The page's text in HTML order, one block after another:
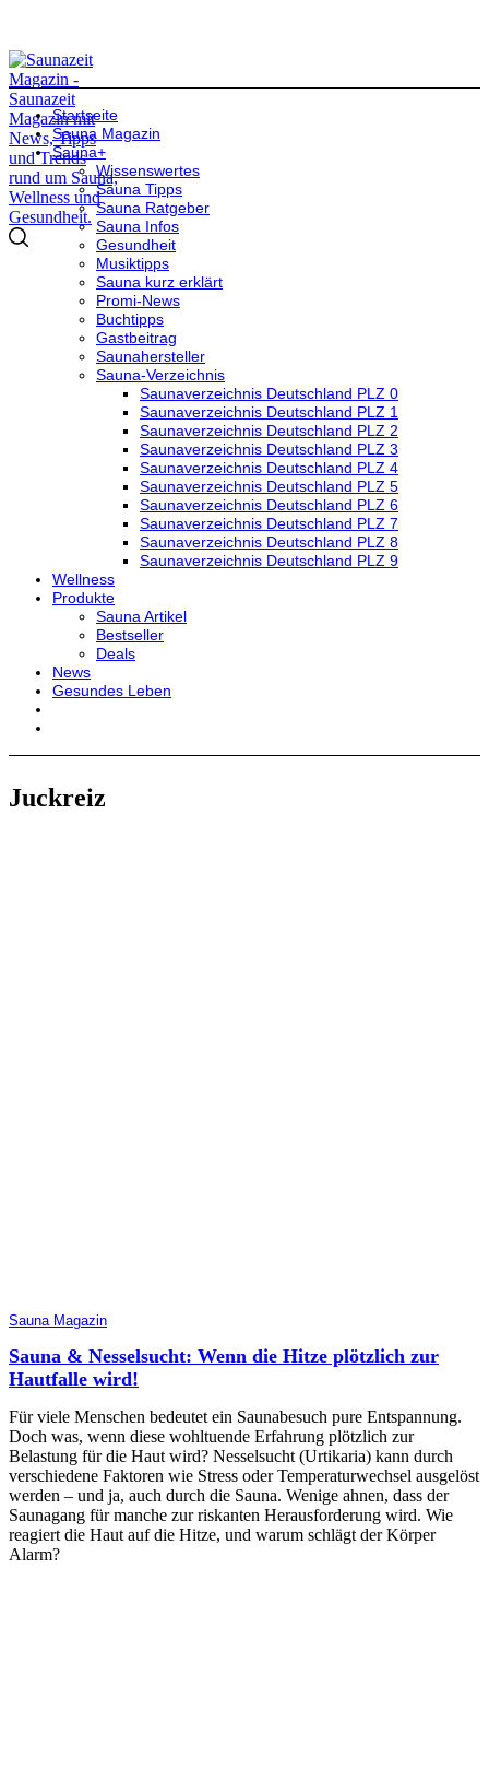
Startseite
Sauna Magazin
Sauna+
Wissenswertes
Sauna Tipps
Sauna Ratgeber
Sauna Infos
Gesundheit
Musiktipps
Sauna kurz erklärt
Promi-News
Buchtipps
Gastbeitrag
Saunahersteller
Sauna-Verzeichnis
Saunaverzeichnis Deutschland PLZ 0
Saunaverzeichnis Deutschland PLZ 1
Saunaverzeichnis Deutschland PLZ 2
Saunaverzeichnis Deutschland PLZ 3
Saunaverzeichnis Deutschland PLZ 4
Saunaverzeichnis Deutschland PLZ 5
Saunaverzeichnis Deutschland PLZ 6
Saunaverzeichnis Deutschland PLZ 7
Saunaverzeichnis Deutschland PLZ 8
Saunaverzeichnis Deutschland PLZ 9
Wellness
Produkte
Sauna Artikel
Bestseller
Deals
News
Gesundes Leben
Juckreiz
Sauna Magazin
Sauna & Nesselsucht: Wenn die Hitze plötzlich zur
Hautfalle wird!
Für viele Menschen bedeutet ein Saunabesuch pure Entspannung.
Doch was, wenn diese wohltuende Erfahrung plötzlich zur
Belastung für die Haut wird? Nesselsucht (Urtikaria) kann durch
verschiedene Faktoren wie Stress oder Temperaturwechsel ausgelöst
werden – und ja, auch durch die Sauna. Wenige ahnen, dass der
Saunagang für manche zur riskanten Herausforderung wird. Wie
reagiert die Haut auf die Hitze, und warum schlägt der Körper
Alarm?